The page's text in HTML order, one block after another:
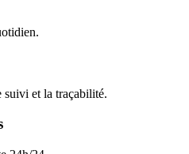
et la traçabilité.